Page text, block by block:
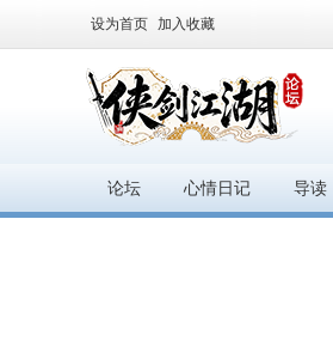
设为首页 加入收藏
论坛 心情日记 导读